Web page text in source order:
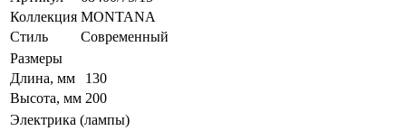
Коллекция MONTANA
Стиль
Современный
Размеры
Длина, мм
130
Высота, мм 200
Электрика (лампы)